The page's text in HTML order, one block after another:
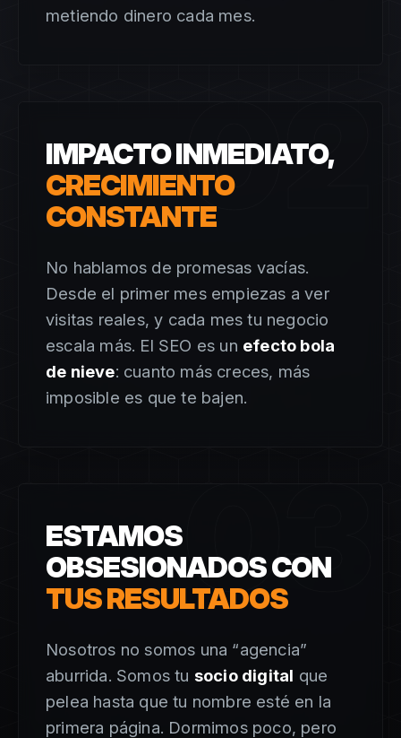
metiendo dinero cada mes.
02
IMPACTO INMEDIATO,
CRECIMIENTO
CONSTANTE
No hablamos de promesas vacías.
Desde el primer mes empiezas a ver
visitas reales, y cada mes tu negocio
escala más. El SEO es un efecto bola
de nieve: cuanto más creces, más
imposible es que te bajen.
03
ESTAMOS
OBSESIONADOS CON
TUS RESULTADOS
Nosotros no somos una “agencia”
aburrida. Somos tu socio digital que
pelea hasta que tu nombre esté en la
primera página. Dormimos poco, pero